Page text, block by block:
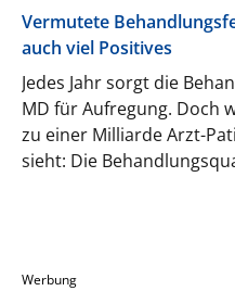
Vermutete
auch viel Positives
Jedes Jahr sorgt die
MD für Aufregung. Doch
zu einer Milliarde Arzt-
sieht: Die
Werbung